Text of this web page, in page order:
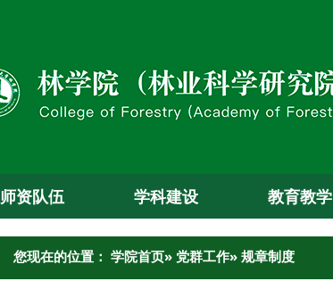
师资队伍 学科建设 教育教学
您现在的位置： 学院首页» 党群工作» 规章制度